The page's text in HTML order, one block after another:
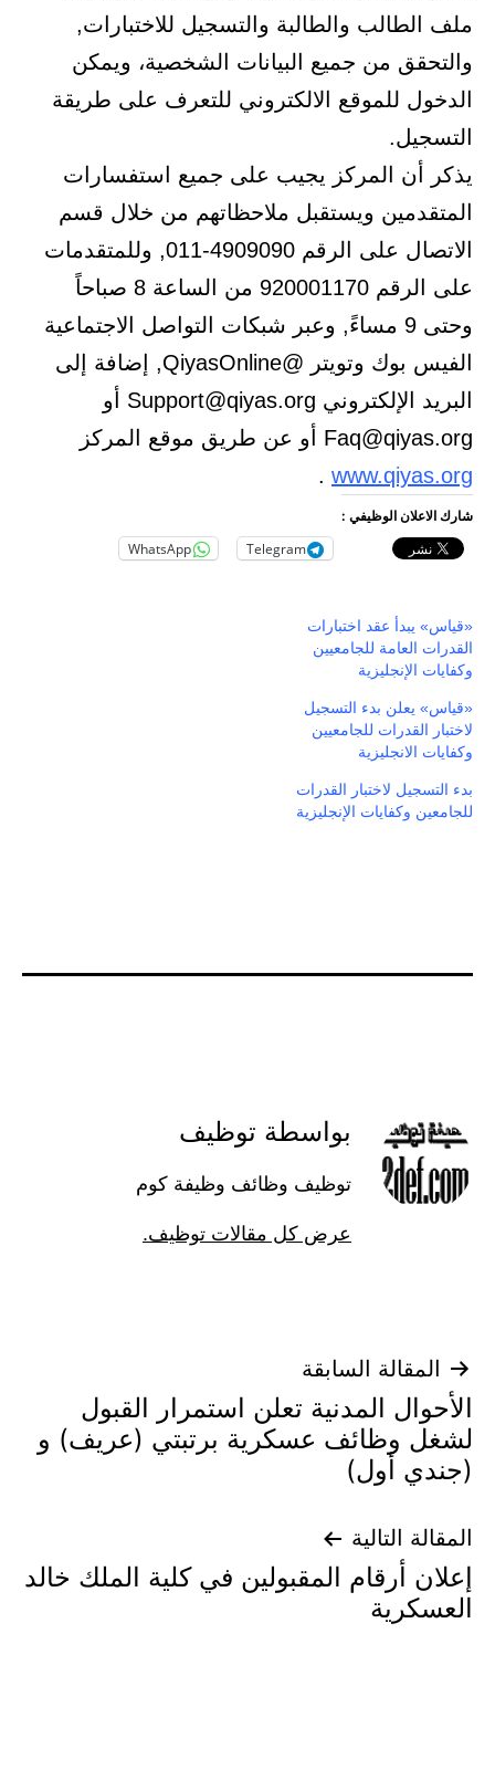
ملف الطالب والطالبة والتسجيل للاختبارات,
والتحقق من جميع البيانات الشخصية، ويمكن
الدخول للموقع الالكتروني للتعرف على طريقة
التسجيل.
يذكر أن المركز يجيب على جميع استفسارات
المتقدمين ويستقبل ملاحظاتهم من خلال قسم
الاتصال على الرقم 4909090-011, وللمتقدمات
على الرقم 920001170 من الساعة 8 صباحاً
وحتى 9 مساءً, وعبر شبكات التواصل الاجتماعية
الفيس بوك وتويتر @QiyasOnline, إضافة إلى
البريد الإلكتروني Support@qiyas.org أو
Faq@qiyas.org أو عن طريق موقع المركز
www.qiyas.org
.
شارك الاعلان الوظيفي :
Telegram
WhatsApp
«قياس» يبدأ عقد اختبارات
القدرات العامة للجامعيين
وكفايات الإنجليزية
«قياس» يعلن بدء التسجيل
لاختبار القدرات للجامعيين
وكفايات الانجليزية
بدء التسجيل لاختبار القدرات
للجامعين وكفايات الإنجليزية
بواسطة توظيف
توظيف وظائف وظيفة كوم
عرض كل مقالات توظيف.
تصفّح
المقالات
المقالة السابقة
الأحوال المدنية تعلن استمرار القبول
لشغل وظائف عسكرية برتبتي (عريف) و
(جندي أول)
المقالة التالية
إعلان أرقام المقبولين في كلية الملك خالد
العسكرية